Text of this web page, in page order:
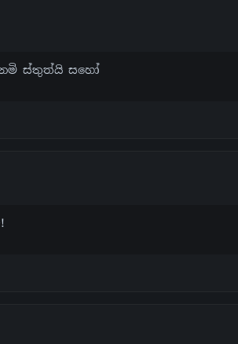
නමි ස්තුත්යි සහෝ